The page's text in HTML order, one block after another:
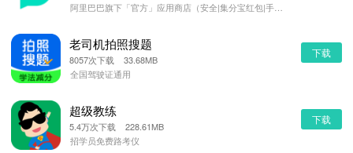
老司机拍照搜题
8057次下载 33.68MB
全国驾驶证通用
下载
超级教练
5.4万次下载 228.61MB
招学员免费路考仪
下载